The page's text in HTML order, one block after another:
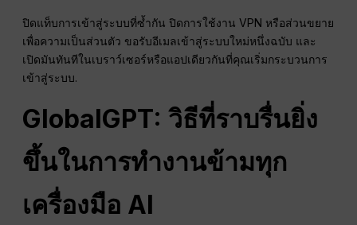
ปิดแท็บการเข้าสู่ระบบที่ซ้ำกัน ปิดการใช้งาน VPN หรือส่วนขยาย
เพื่อความเป็นส่วนตัว ขอรับอีเมลเข้าสู่ระบบใหม่หนึ่งฉบับ และ
เปิดมันทันทีในเบราว์เซอร์หรือแอปเดียวกันที่คุณเริ่มกระบวนการ
เข้าสู่ระบบ.
GlobalGPT: วิธีที่ราบรื่นยิ่ง
ขึ้นในการทำงานข้ามทุก
เครื่องมือ AI